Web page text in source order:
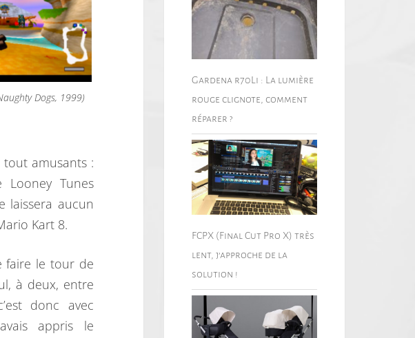
Dogs, 1999)
tout amusants :
Looney Tunes
laissera aucun
Kart 8.
faire le tour de
à deux, entre
donc avec
appris le
Gardena r70Li : La lumière
rouge clignote, comment
réparer ?
FCPX (Final Cut Pro X) très
lent, j’approche de la
solution !